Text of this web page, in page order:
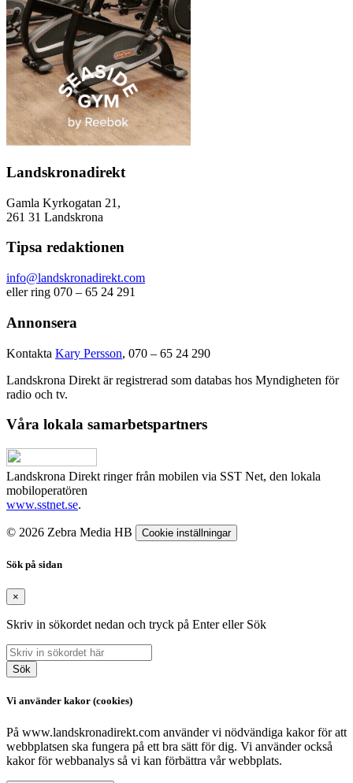
Landskronadirekt
Gamla Kyrkogatan 21,
261 31 Landskrona
Tipsa redaktionen
info@landskronadirekt.com
eller ring 070 – 65 24 291
Annonsera
Kontakta Kary Persson, 070 – 65 24 290
Landskrona Direkt är registrerad som databas hos Myndigheten för
radio och tv.
Våra lokala samarbetspartners
Landskrona Direkt ringer från mobilen via SST Net, den lokala
mobiloperatören
www.sstnet.se.
© 2026 Zebra Media HB Cookie inställningar
Sök på sidan
×
Skriv in sökordet nedan och tryck på Enter eller Sök
Sök
Vi använder kakor (cookies)
På www.landskronadirekt.com använder vi nödvändiga kakor för att
webbplatsen ska fungera på ett bra sätt för dig. Vi använder också
kakor för webbanalys så vi kan förbättra vår webbplats.